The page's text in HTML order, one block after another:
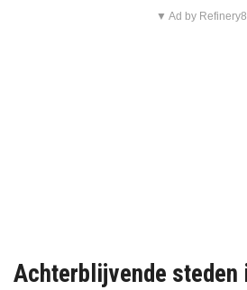
▼ Ad by
Achterblijvende steden